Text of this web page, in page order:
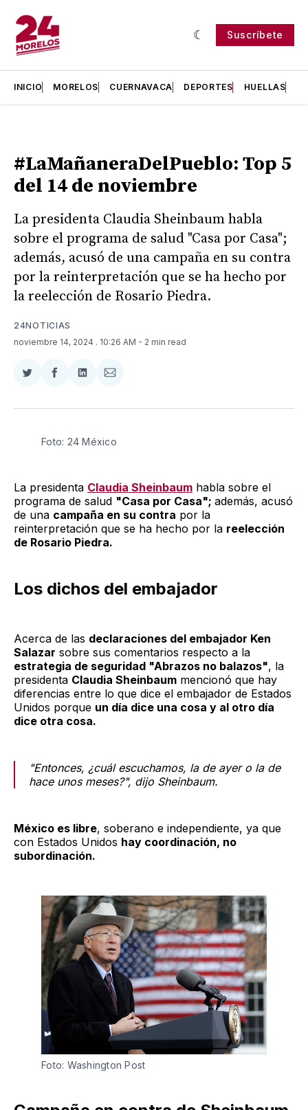
Suscríbete
INICIO MORELOS CUERNAVACA DEPORTES HUELLAS
#LaMañaneraDelPueblo: Top 5
del 14 de noviembre
La presidenta Claudia Sheinbaum habla
sobre el programa de salud "Casa por Casa";
además, acusó de una campaña en su contra
por la reinterpretación que se ha hecho por
la reelección de Rosario Piedra.
24NOTICIAS
noviembre 14, 2024 . 10:26 AM - 2 min read
Compartir
Twitter
Compartir
Facebook
Compartir
LinkedIn
Compartir
Email
Foto: 24 México
La presidenta Claudia Sheinbaum habla sobre el
programa de salud "Casa por Casa"; además, acusó
de una campaña en su contra por la
reinterpretación que se ha hecho por la reelección
de Rosario Piedra.
Los dichos del embajador
Acerca de las declaraciones del embajador Ken
Salazar sobre sus comentarios respecto a la
estrategia de seguridad "Abrazos no balazos", la
presidenta Claudia Sheinbaum mencionó que hay
diferencias entre lo que dice el embajador de Estados
Unidos porque un día dice una cosa y al otro día
dice otra cosa.
"Entonces, ¿cuál escuchamos, la de ayer o la de
hace unos meses?", dijo Sheinbaum.
México es libre, soberano e independiente, ya que
con Estados Unidos hay coordinación, no
subordinación.
Foto: Washington Post